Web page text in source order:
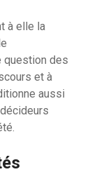
à elle la
question des
et à
aussi